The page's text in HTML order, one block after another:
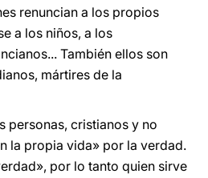
renuncian a los propios
a los niños, a los
También ellos son
mártires de la
personas, cristianos y no
la propia vida» por la verdad.
por lo tanto quien sirve